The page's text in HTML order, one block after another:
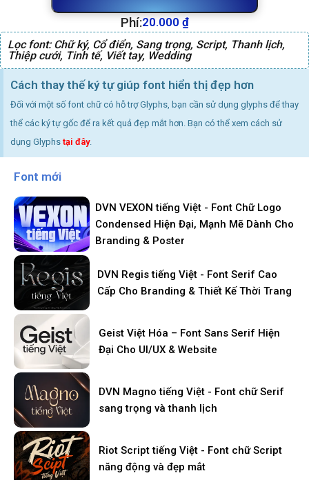
Phí:20.000 ₫
Lọc font: Chữ ký, Cổ điển, Sang trọng, Script, Thanh lịch,
Thiệp cưới, Tinh tế, Viết tay, Wedding
Cách thay thế ký tự giúp font hiển thị đẹp hơn
Đối với một số font chữ có hỗ trợ Glyphs, bạn cần sử dụng glyphs để thay
thể các ký tự gốc để ra kết quả đẹp mắt hơn. Bạn có thể xem cách sử
dụng Glyphs tại đây.
Font mới
DVN VEXON tiếng Việt - Font Chữ Logo
Condensed Hiện Đại, Mạnh Mẽ Dành Cho
Branding & Poster
DVN Regis tiếng Việt - Font Serif Cao
Cấp Cho Branding & Thiết Kế Thời Trang
Geist Việt Hóa – Font Sans Serif Hiện
Đại Cho UI/UX & Website
DVN Magno tiếng Việt - Font chữ Serif
sang trọng và thanh lịch
Riot Script tiếng Việt - Font chữ Script
năng động và đẹp mắt